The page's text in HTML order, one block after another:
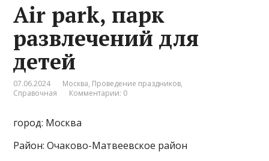
Air park, парк
развлечений для
детей
07.06.2024 Москва, Проведение праздников,
Справочная
Комментарии: 0
город: Москва
Район: Очаково-Матвеевское район